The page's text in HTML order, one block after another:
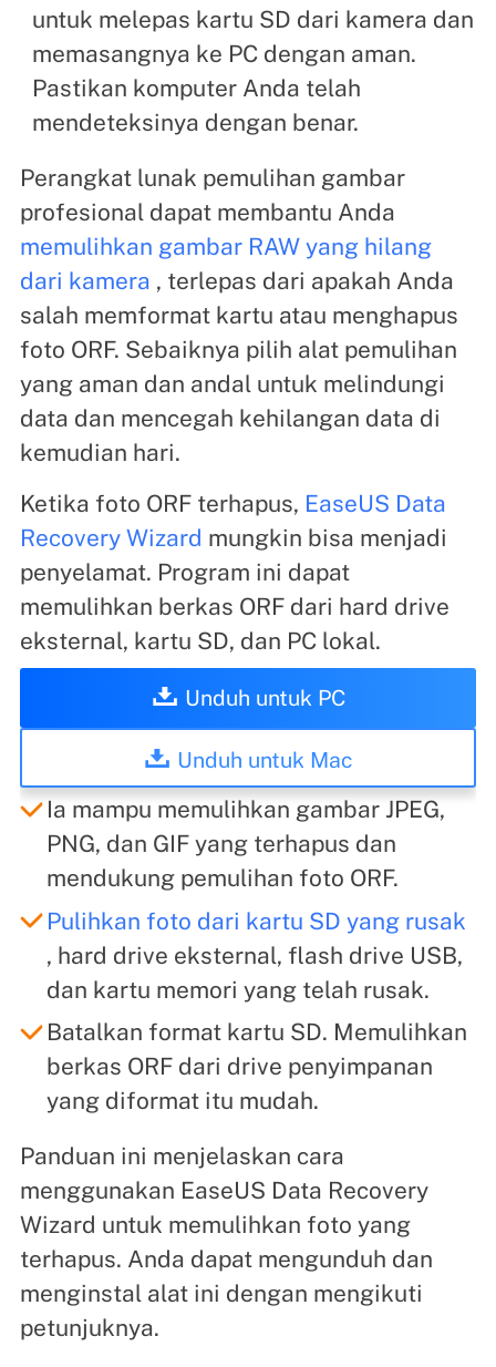
untuk melepas kartu SD dari kamera dan
memasangnya ke PC dengan aman.
Pastikan komputer Anda telah
mendeteksinya dengan benar.
Perangkat lunak pemulihan gambar
profesional dapat membantu Anda
memulihkan gambar RAW yang hilang
dari kamera , terlepas dari apakah Anda
salah memformat kartu atau menghapus
foto ORF. Sebaiknya pilih alat pemulihan
yang aman dan andal untuk melindungi
data dan mencegah kehilangan data di
kemudian hari.
Ketika foto ORF terhapus, EaseUS Data
Recovery Wizard mungkin bisa menjadi
penyelamat. Program ini dapat
memulihkan berkas ORF dari hard drive
eksternal, kartu SD, dan PC lokal.
Unduh untuk PC
Unduh untuk Mac
Ia mampu memulihkan gambar JPEG,
PNG, dan GIF yang terhapus dan
mendukung pemulihan foto ORF.
Pulihkan foto dari kartu SD yang rusak
, hard drive eksternal, flash drive USB,
dan kartu memori yang telah rusak.
Batalkan format kartu SD. Memulihkan
berkas ORF dari drive penyimpanan
yang diformat itu mudah.
Panduan ini menjelaskan cara
menggunakan EaseUS Data Recovery
Wizard untuk memulihkan foto yang
terhapus. Anda dapat mengunduh dan
menginstal alat ini dengan mengikuti
petunjuknya.